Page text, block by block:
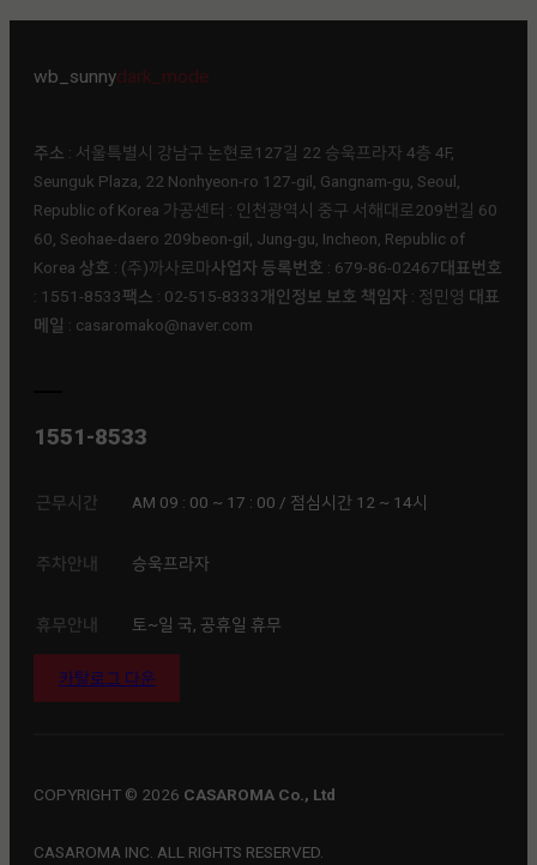
wb_sunnydark_mode
주소 : 서울특별시 강남구 논현로127길 22 승욱프라자 4층 4F,
Seunguk Plaza, 22 Nonhyeon-ro 127-gil, Gangnam-gu, Seoul,
Republic of Korea 가공센터 : 인천광역시 중구 서해대로209번길 60
60, Seohae-daero 209beon-gil, Jung-gu, Incheon, Republic of
Korea 상호 : (주)까사로마ㅤ사업자 등록번호 : 679-86-02467ㅤ대표번호
: 1551-8533ㅤ팩스 : 02-515-8333ㅤ개인정보 보호 책임자 : 정민영 ㅤ 대표
메일 : casaromako@naver.com
1551-8533
근무시간 AM 09 : 00 ~ 17 : 00 / 점심시간 12 ~ 14시
주차안내 승욱프라자
휴무안내 토~일 국, 공휴일 휴무
카탈로그 다운
COPYRIGHT © 2026 CASAROMA Co., Ltd
CASAROMA INC. ALL RIGHTS RESERVED.